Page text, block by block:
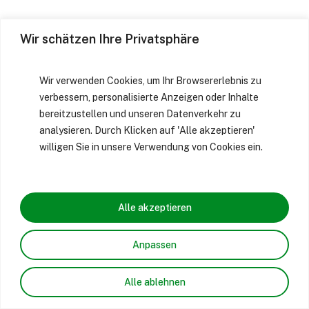
Wir schätzen Ihre Privatsphäre
Wir verwenden Cookies, um Ihr Browsererlebnis zu
verbessern, personalisierte Anzeigen oder Inhalte
bereitzustellen und unseren Datenverkehr zu
analysieren. Durch Klicken auf 'Alle akzeptieren'
willigen Sie in unsere Verwendung von Cookies ein.
Anpassen
Alle ablehnen
Alle akzeptieren